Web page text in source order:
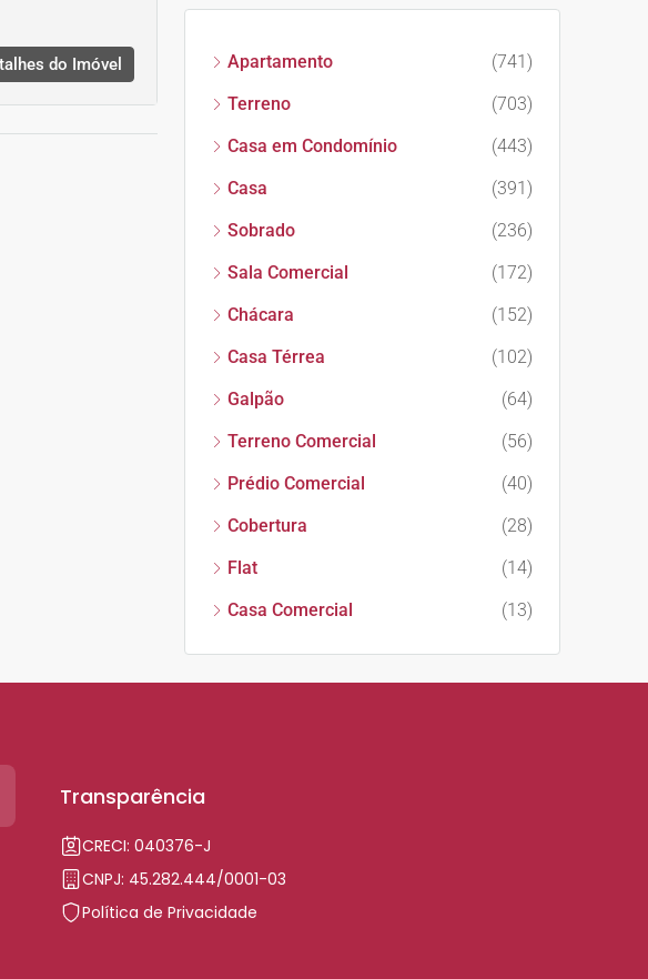
do Imóvel Apartamento
(741)
Terreno
(703)
Casa em Condomínio
(443)
Casa
(391)
Sobrado
(236)
Sala Comercial
(172)
Chácara
(152)
Casa Térrea
(102)
Galpão
(64)
Terreno Comercial
(56)
Prédio Comercial
(40)
Cobertura
(28)
Flat
(14)
Casa Comercial
(13)
Transparência
CRECI: 040376-J
CNPJ: 45.282.444/0001-03
Política de Privacidade